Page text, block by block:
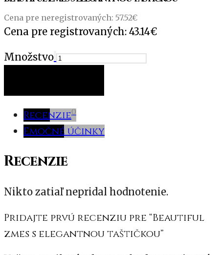
Cena pre neregistrovaných: 57.52€
Cena pre registrovaných: 43.14€
Množstvo
Recenzie0
Emočné účinky
Recenzie
Nikto zatiaľ nepridal hodnotenie.
Pridajte prvú recenziu pre “Beautiful
zmes s elegantnou taštičkou”